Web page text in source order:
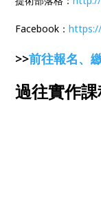
Facebook：
>>前往報名、
過往實作